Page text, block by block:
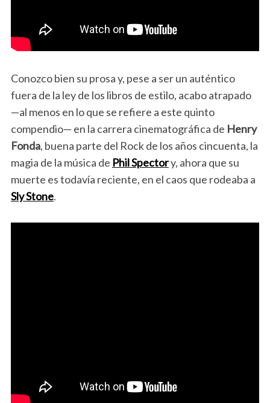
Conozco bien su prosa y, pese a ser un auténtico
fuera de la ley de los libros de estilo, acabo atrapado
—al menos en lo que se refiere a este quinto
compendio— en la carrera cinematográfica de Henry
Fonda, buena parte del Rock de los años cincuenta, la
magia de la música de Phil Spectory, ahora que su
muerte es todavía reciente, en el caos que rodeaba a
Sly Stone.